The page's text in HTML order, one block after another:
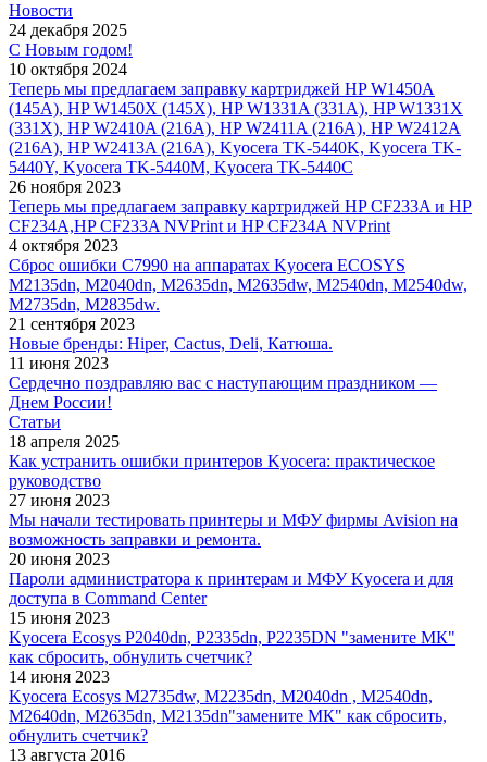
Новости
24 декабря 2025
С Новым годом!
10 октября 2024
Теперь мы предлагаем заправку картриджей HP W1450A
(145A), HP W1450X (145X), HP W1331A (331A), HP W1331X
(331X), HP W2410A (216A), HP W2411A (216A), HP W2412A
(216A), HP W2413A (216A), Kyocera TK-5440K, Kyocera TK-
5440Y, Kyocera TK-5440M, Kyocera TK-5440C
26 ноября 2023
Теперь мы предлагаем заправку картриджей HP CF233A и HP
CF234A,HP CF233A NVPrint и HP CF234A NVPrint
4 октября 2023
Сброс ошибки С7990 на аппаратах Kyocera ECOSYS
M2135dn, M2040dn, M2635dn, M2635dw, M2540dn, M2540dw,
M2735dn, M2835dw.
21 сентября 2023
Новые бренды: Hiper, Cactus, Deli, Катюша.
11 июня 2023
Сердечно поздравляю вас с наступающим праздником —
Днем России!
Статьи
18 апреля 2025
Как устранить ошибки принтеров Kyocera: практическое
руководство
27 июня 2023
Мы начали тестировать принтеры и МФУ фирмы Avision на
возможность заправки и ремонта.
20 июня 2023
Пароли администратора к принтерам и МФУ Kyocera и для
доступа в Command Center
15 июня 2023
Kyocera Ecosys P2040dn, P2335dn, P2235DN "замените МК"
как сбросить, обнулить счетчик?
14 июня 2023
Kyocera Ecosys M2735dw, M2235dn, M2040dn , M2540dn,
M2640dn, M2635dn, M2135dn"замените МК" как сбросить,
обнулить счетчик?
13 августа 2016